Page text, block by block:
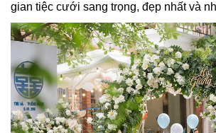
gian tiệc cưới sang trọng, đẹp nhất và